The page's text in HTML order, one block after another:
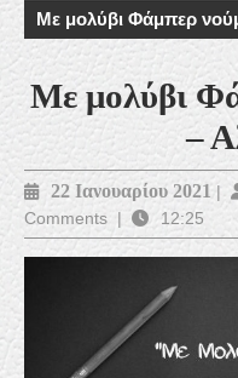
Με μολύβι Φάμπερ
Με μολύβι
–
22 Ιανουαρίου 2021 22|
Comments | 12:25